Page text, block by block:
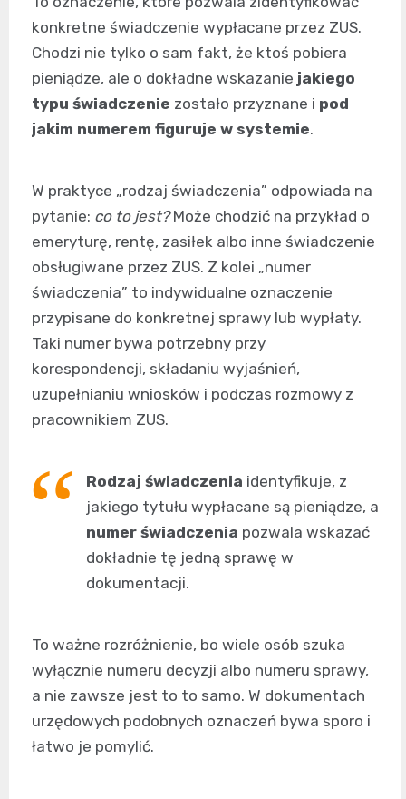
konkretne świadczenie wypłacane przez ZUS.
Chodzi nie tylko o sam fakt, że ktoś pobiera
pieniądze, ale o dokładne wskazanie jakiego
typu świadczenie zostało przyznane i pod
jakim numerem figuruje w systemie.
W praktyce „rodzaj świadczenia” odpowiada na
pytanie: co to jest?Może chodzić na przykład o
emeryturę, rentę, zasiłek albo inne świadczenie
obsługiwane przez ZUS. Z kolei „numer
świadczenia” to indywidualne oznaczenie
przypisane do konkretnej sprawy lub wypłaty.
Taki numer bywa potrzebny przy
korespondencji, składaniu wyjaśnień,
uzupełnianiu wniosków i podczas rozmowy z
pracownikiem ZUS.
Rodzaj świadczenia identyfikuje, z
jakiego tytułu wypłacane są pieniądze, a
numer świadczenia pozwala wskazać
dokładnie tę jedną sprawę w
dokumentacji.
To ważne rozróżnienie, bo wiele osób szuka
wyłącznie numeru decyzji albo numeru sprawy,
a nie zawsze jest to to samo. W dokumentach
urzędowych podobnych oznaczeń bywa sporo i
łatwo je pomylić.